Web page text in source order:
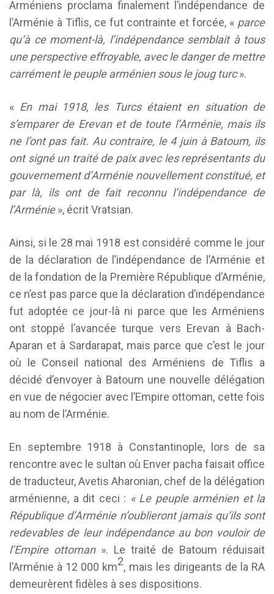
Arméniens proclama finalement l’indépendance de
l’Arménie à Tiflis, ce fut contrainte et forcée, « parce
qu’à ce moment-là, l’indépendance semblait à tous
une perspective effroyable, avec le danger de mettre
carrément le peuple arménien sous le joug turc».
« En mai 1918, les Turcs étaient en situation de
s’emparer de Erevan et de toute l’Arménie, mais ils
ne l’ont pas fait. Au contraire, le 4 juin à Batoum, ils
ont signé un traité de paix avec les représentants du
gouvernement d’Arménie nouvellement constitué, et
par là, ils ont de fait reconnu l’indépendance de
l’Arménie», écrit Vratsian.
Ainsi, si le 28 mai 1918 est considéré comme le jour
de la déclaration de l’indépendance de l’Arménie et
de la fondation de la Première République d’Arménie,
ce n’est pas parce que la déclaration d’indépendance
fut adoptée ce jour-là ni parce que les Arméniens
ont stoppé l’avancée turque vers Erevan à Bach-
Aparan et à Sardarapat, mais parce que c’est le jour
où le Conseil national des Arméniens de Tiflis a
décidé d’envoyer à Batoum une nouvelle délégation
en vue de négocier avec l’Empire ottoman, cette fois
au nom de l’Arménie.
En septembre 1918 à Constantinople, lors de sa
rencontre avec le sultan où Enver pacha faisait office
de traducteur, Avetis Aharonian, chef de la délégation
arménienne, a dit ceci : « Le peuple arménien et la
République d’Arménie n’oublieront jamais qu’ils sont
redevables de leur indépendance au bon vouloir de
l’Empire ottoman». Le traité de Batoum réduisait
l’Arménie à 12 000 km2, mais les dirigeants de la RA
demeurèrent fidèles à ses dispositions.